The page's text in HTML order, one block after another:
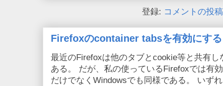
登録: コメントの投
Firefoxのcontainer tabsを有効にする
最近のFirefoxは他のタブとcookie等と共有
ある。 だが、私の使っているFirefoxでは有
だけでなくWindowsでも同様である。 いず